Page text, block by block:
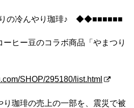
の冷んやり珈琲♪ ◆◆■■■■■■
ヒー豆のコラボ商品「やまつり
SHOP/295180/list.html
り珈琲の売上の一部を、震災で被